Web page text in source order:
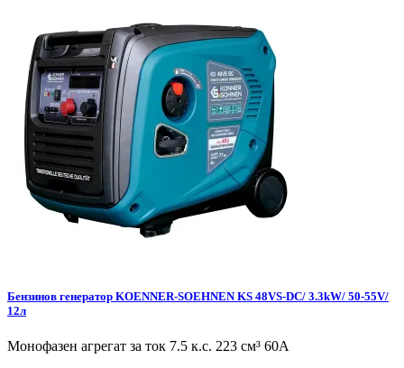
Бензинов генератор KOENNER-SOEHNEN KS 48VS-DC/ 3.3kW/ 50-55V/
12л
Монофазен агрегат за ток 7.5 к.с. 223 см³ 60А